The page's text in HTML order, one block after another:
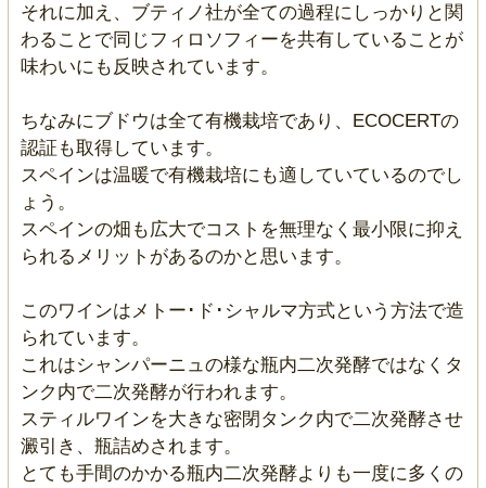
それに加え、ブティノ社が全ての過程にしっかりと関
わることで同じフィロソフィーを共有していることが
味わいにも反映されています。
ちなみにブドウは全て有機栽培であり、ECOCERTの
認証も取得しています。
スペインは温暖で有機栽培にも適していているのでし
ょう。
スペインの畑も広大でコストを無理なく最小限に抑え
られるメリットがあるのかと思います。
このワインはメトー･ド･シャルマ方式という方法で造
られています。
これはシャンパーニュの様な瓶内二次発酵ではなくタ
ンク内で二次発酵が行われます。
スティルワインを大きな密閉タンク内で二次発酵させ
澱引き、瓶詰めされます。
とても手間のかかる瓶内二次発酵よりも一度に多くの